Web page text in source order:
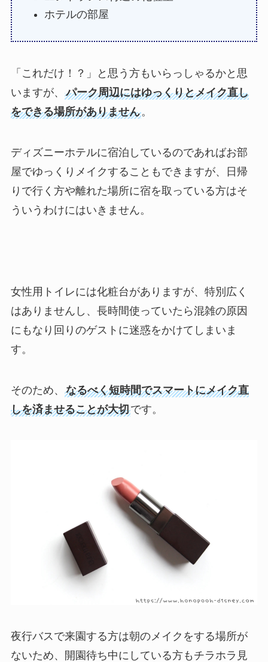
ホテルの部屋
「これだけ！？」と思う方もいらっしゃるかと思
いますが、 パーク周辺にはゆっくりとメイク直し
をできる場所がありません。
ディズニーホテルに宿泊しているのであればお部
屋でゆっくりメイクすることもできますが、日帰
りで行く方や離れた場所に宿を取っている方はそ
ういうわけにはいきません。
女性用トイレには化粧台がありますが、特別広く
はありませんし、長時間使っていたら混雑の原因
にもなり回りのゲストに迷惑をかけてしまいま
す。
そのため、 なるべく短時間でスマートにメイク直
しを済ませることが大切です。
夜行バスで来園する方は朝のメイクをする場所が
ないため、開園待ち中にしている方もチラホラ見